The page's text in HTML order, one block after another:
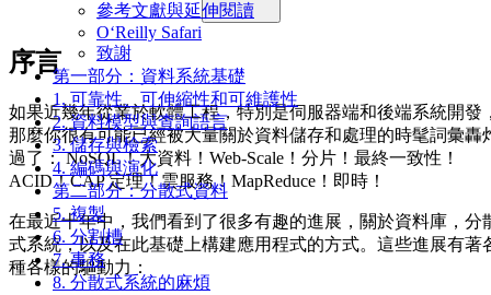
參考文獻與延伸閱讀
O‘Reilly Safari
致謝
第一部分：資料系統基礎
1. 可靠性、可伸縮性和可維護性
2. 資料模型與查詢語言
3. 儲存與檢索
4. 編碼與演化
第二部分：分散式資料
5. 複製
6. 分割槽
7. 事務
8. 分散式系統的麻煩
序言
如果近幾年從業於軟體工程，特別是伺服器端和後端系統開發
那麼你很有可能已經被大量關於資料儲存和處理的時髦詞彙轟
過了： NoSQL！大資料！Web-Scale！分片！最終一致性！
ACID！CAP 定理！雲服務！MapReduce！即時！
在最近十年中，我們看到了很多有趣的進展，關於資料庫，分
式系統，以及在此基礎上構建應用程式的方式。這些進展有著
種各樣的驅動力：